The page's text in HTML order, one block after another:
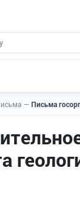
— Письма